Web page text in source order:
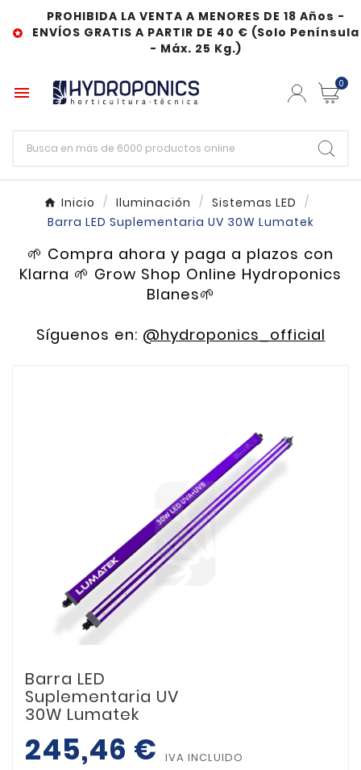

PROHIBIDA LA VENTA A MENORES DE 18 Años -
ENVÍOS GRATIS A PARTIR DE 40 € (Solo Península
- Máx. 25 Kg.)
 0
Inicio Iluminación
Sistemas LED
Barra LED Suplementaria UV 30W Lumatek
🌱 Compra ahora y paga a plazos con
Klarna 🌱 Grow Shop Online Hydroponics
Blanes🌱
Síguenos en: @hydroponics_official
Barra LED
Suplementaria UV
30W Lumatek
245,46 € IVA INCLUIDO